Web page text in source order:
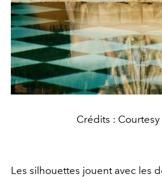
Crédits : Courtesy
Les silhouettes jouent avec les